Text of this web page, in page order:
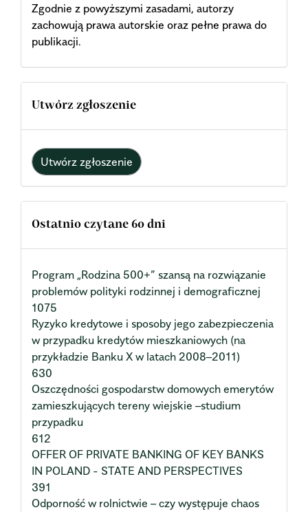
Zgodnie z powyższymi zasadami, autorzy
zachowują prawa autorskie oraz pełne prawa do
publikacji.
Utwórz zgłoszenie
Utwórz zgłoszenie
Ostatnio czytane 60 dni
Program „Rodzina 500+” szansą na rozwiązanie
problemów polityki rodzinnej i demograficznej
1075
Ryzyko kredytowe i sposoby jego zabezpieczenia
w przypadku kredytów mieszkaniowych (na
przykładzie Banku X w latach 2008–2011)
630
Oszczędności gospodarstw domowych emerytów
zamieszkujących tereny wiejskie –studium
przypadku
612
OFFER OF PRIVATE BANKING OF KEY BANKS
IN POLAND - STATE AND PERSPECTIVES
391
Odporność w rolnictwie – czy występuje chaos